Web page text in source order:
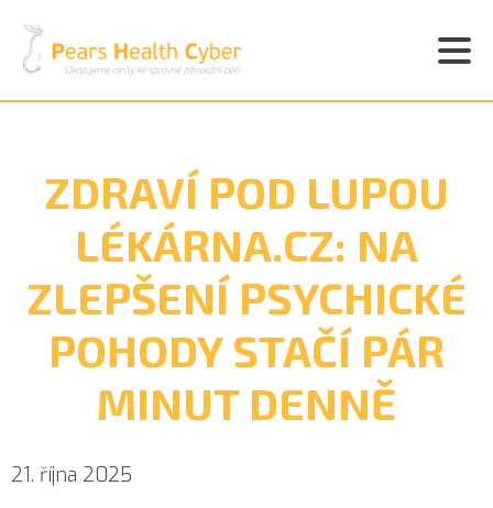
ZDRAVÍ POD LUPOU
LÉKÁRNA.CZ: NA
ZLEPŠENÍ PSYCHICKÉ
POHODY STAČÍ PÁR
MINUT DENNĚ
21. října 2025